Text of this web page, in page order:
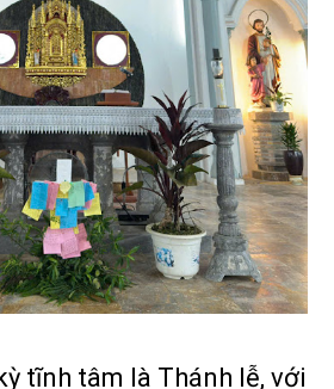
tĩnh tâm là Thánh lễ, với